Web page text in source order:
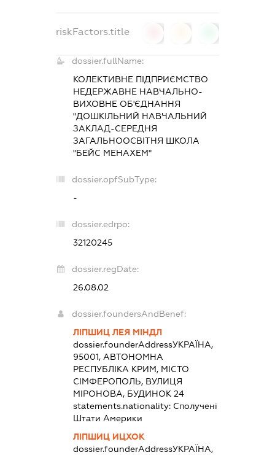
riskFactors.title
dossier.fullName:
КОЛЕКТИВНЕ ПІДПРИЄМСТВО
НЕДЕРЖАВНЕ НАВЧАЛЬНО-
ВИХОВНЕ ОБ'ЄДНАННЯ
"ДОШКІЛЬНИЙ НАВЧАЛЬНИЙ
ЗАКЛАД-СЕРЕДНЯ
ЗАГАЛЬНООСВІТНЯ ШКОЛА
"БЕЙС МЕНАХЕМ"
dossier.opfSubType:
-
dossier.edrpo:
32120245
dossier.regDate:
26.08.02
dossier.foundersAndBenef:
ЛІПШИЦ ЛЕЯ МІНДЛ
dossier.founderAddressУКРАЇНА,
95001, АВТОНОМНА
РЕСПУБЛІКА КРИМ, МІСТО
СІМФЕРОПОЛЬ, ВУЛИЦЯ
МІРОНОВА, БУДИНОК 24
statements.nationality: Сполучені
Штати Америки
ЛІПШИЦ ИЦХОК
dossier.founderAddressУКРАЇНА,